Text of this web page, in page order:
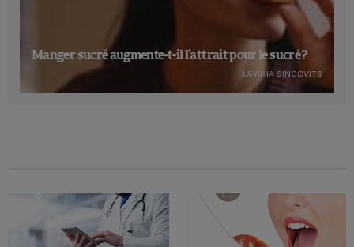
Manger sucré augmente-t-il l’attrait pour le sucré ?
LAVINIA SINCOVITS